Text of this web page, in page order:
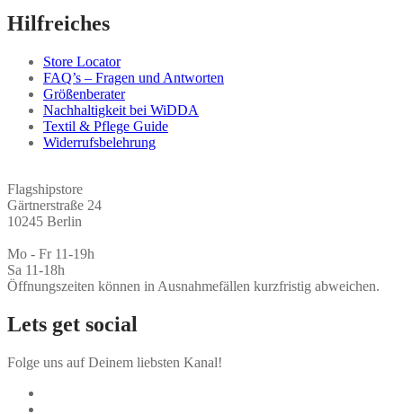
Hilfreiches
Store Locator
FAQ’s – Fragen und Antworten
Größenberater
Nachhaltigkeit bei WiDDA
Textil & Pflege Guide
Widerrufsbelehrung
Flagshipstore
Gärtnerstraße 24
10245 Berlin
Mo - Fr 11-19h
Sa 11-18h
Öffnungszeiten können in Ausnahmefällen kurzfristig abweichen.
Lets get social
Folge uns auf Deinem liebsten Kanal!